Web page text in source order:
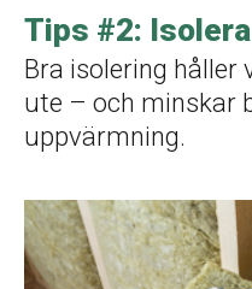
Tips #2:
Bra isolering håller
ute – och minskar
uppvärmning.